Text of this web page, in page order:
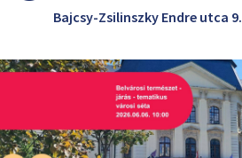
Bajcsy-Zsilinszky Endre utca 9.